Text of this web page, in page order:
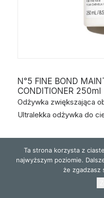
Nᵒ5 FINE BOND
CONDITIONER 250ml
Odżywka zwiększająca
Ultralekka odżywka do
Ta strona korzysta z
najwyższym poziomie.
że zgadzasz